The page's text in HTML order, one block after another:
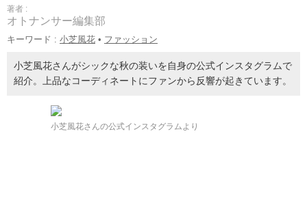
著者 :
オトナンサー編集部
キーワード : 小芝風花 • ファッション
小芝風花さんがシックな秋の装いを自身の公式インスタグラムで
紹介。上品なコーディネートにファンから反響が起きています。
小芝風花さんの公式インスタグラムより